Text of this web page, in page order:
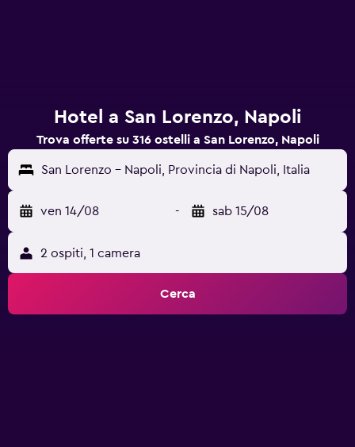
Hotel a San Lorenzo, Napoli
Trova offerte su 316 ostelli a San Lorenzo, Napoli
San Lorenzo - Napoli, Provincia di Napoli, Italia
ven 14/08 - sab 15/08
2 ospiti, 1 camera
Cerca